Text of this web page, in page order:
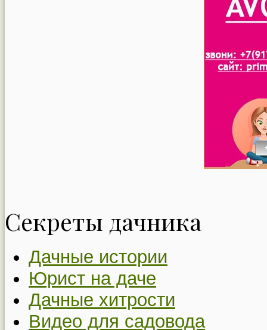
Секреты дачника
Дачные истории
Юрист на даче
Дачные хитрости
Видео для садовода